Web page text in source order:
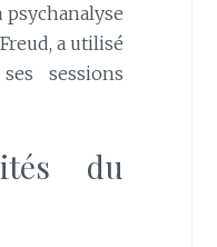
a utilisé
sessions
du